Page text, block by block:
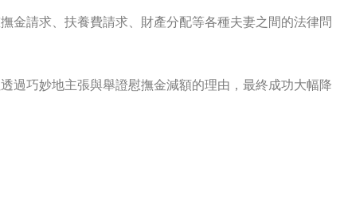
金請求、扶養費請求、財產分配等各種夫妻之間的法律問
過巧妙地主張與舉證慰撫金減額的理由，最終成功大幅降